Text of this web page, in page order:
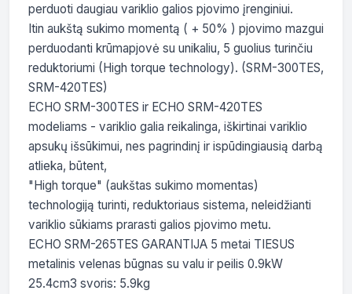
perduoti daugiau variklio galios pjovimo įrenginiui.
Itin aukštą sukimo momentą ( + 50% ) pjovimo mazgui
perduodanti krūmapjovė su unikaliu, 5 guolius turinčiu
reduktoriumi (High torque technology). (SRM-300TES,
SRM-420TES)
ECHO SRM-300TES ir ECHO SRM-420TES
modeliams - variklio galia reikalinga, iškirtinai variklio
apsukų išsūkimui, nes pagrindinį ir ispūdingiausią darbą
atlieka, būtent,
"High torque" (aukštas sukimo momentas)
technologiją turinti, reduktoriaus sistema, neleidžianti
variklio sūkiams prarasti galios pjovimo metu.
ECHO SRM-265TES GARANTIJA 5 metai TIESUS
metalinis velenas būgnas su valu ir peilis 0.9kW
25.4cm3 svoris: 5.9kg